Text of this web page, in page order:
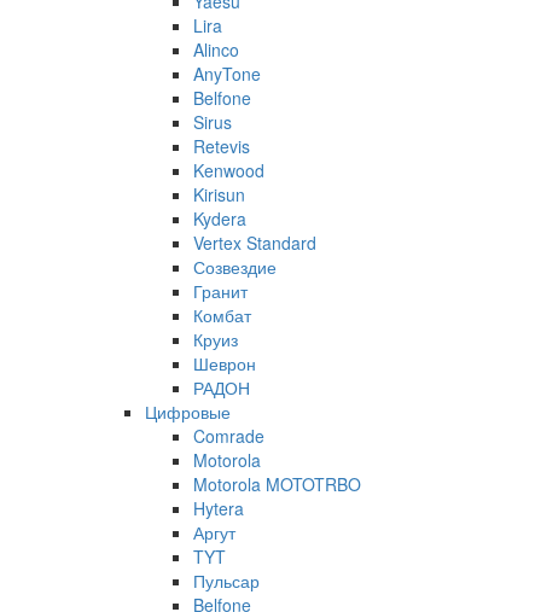
Lira
Alinco
AnyTone
Belfone
Sirus
Retevis
Kenwood
Kirisun
Kydera
Vertex Standard
Созвездие
Гранит
Комбат
Круиз
Шеврон
РАДОН
Цифровые
Comrade
Motorola
Motorola MOTOTRBO
Hytera
Аргут
TYT
Пульсар
Belfone